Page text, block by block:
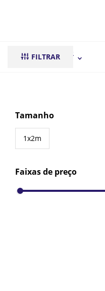
ORDENAR POR
mais recentes
FILTRAR
Tamanho
1x2m
Faixas de preço